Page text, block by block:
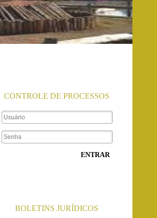
CONTROLE DE PROCESSOS
ENTRAR
BOLETINS JURÍDICOS